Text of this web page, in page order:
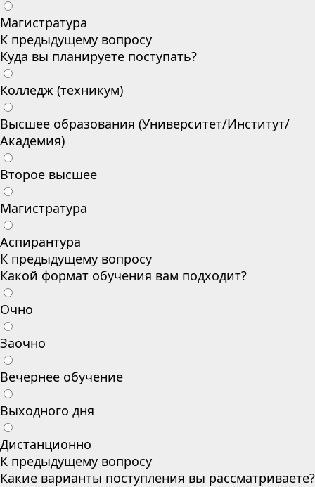
Магистратура
К предыдущему вопросу
Куда вы планируете поступать?
Колледж (техникум)
Высшее образования (Университет/Институт/
Академия)
Второе высшее
Магистратура
Аспирантура
К предыдущему вопросу
Какой формат обучения вам подходит?
Очно
Заочно
Вечернее обучение
Выходного дня
Дистанционно
К предыдущему вопросу
Какие варианты поступления вы рассматриваете?